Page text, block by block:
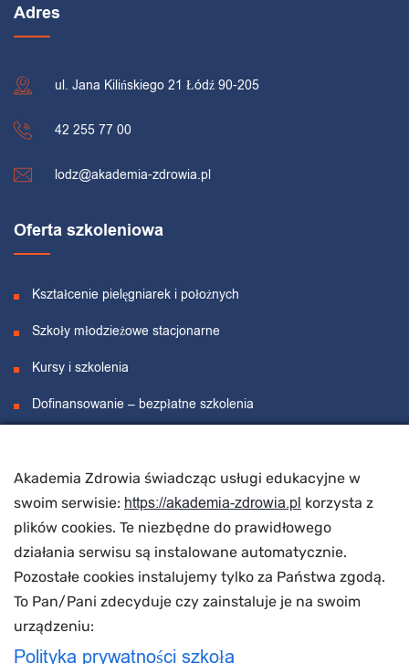
Adres
ul. Jana Kilińskiego 21 Łódź 90-205
42 255 77 00
lodz@akademia-zdrowia.pl
Oferta szkoleniowa
Kształcenie pielęgniarek i położnych
Szkoły młodzieżowe stacjonarne
Kursy i szkolenia
Dofinansowanie – bezpłatne szkolenia
O nas
O nas
Wynajem sal
Akademia Zdrowia świadcząc usługi edukacyjne w
swoim serwisie: https://akademia-zdrowia.pl korzysta z
plików cookies. Te niezbędne do prawidłowego
działania serwisu są instalowane automatycznie.
Pozostałe cookies instalujemy tylko za Państwa zgodą.
To Pan/Pani zdecyduje czy zainstaluje je na swoim
urządzeniu:
Polityka prywatności szkoła